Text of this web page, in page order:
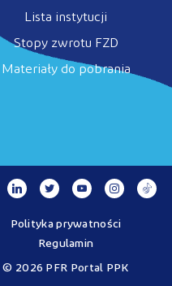
Lista instytucji
Stopy zwrotu FZD
Materiały do pobrania
© 2026 PFR Portal PPK
Polityka prywatności
Regulamin